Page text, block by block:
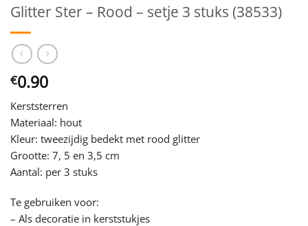
Glitter Ster – Rood – setje 3 stuks (38533)
€0.90
Kerststerren
Materiaal: hout
Kleur: tweezijdig bedekt met rood glitter
Grootte: 7, 5 en 3,5 cm
Aantal: per 3 stuks
Te gebruiken voor:
– Als decoratie in kerststukjes